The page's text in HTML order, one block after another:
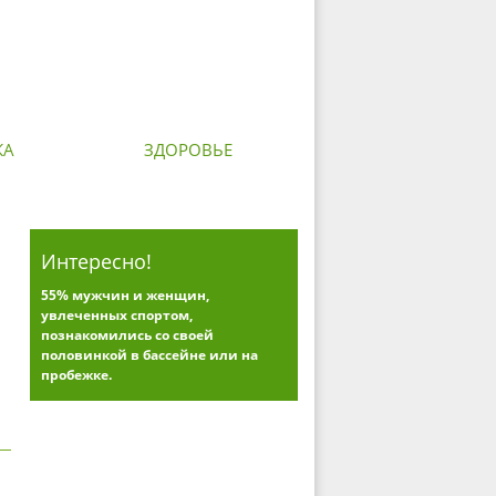
ЗДОРОВЬЕ
Интересно!
55% мужчин и женщин,
увлеченных спортом,
познакомились со своей
половинкой в бассейне или на
пробежке.